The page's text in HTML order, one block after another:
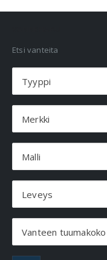
Etsi vanteita
Tyyppi
Merkki
Malli
Leveys
Vanteen tuumakoko